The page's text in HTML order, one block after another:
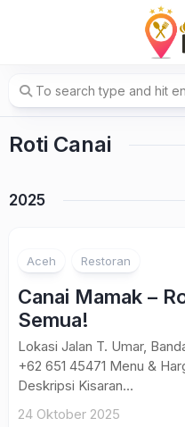
Roti Canai
2025
Aceh Restoran
Canai Mamak –
Semua!
Lokasi Jalan T. Umar,
+62 651 45471 Menu &
Deskripsi Kisaran...
24 Oktober 2025